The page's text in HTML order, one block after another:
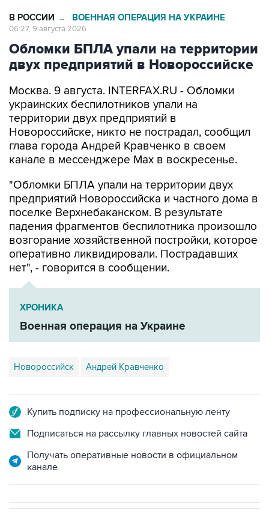
В РОССИИ → ВОЕННАЯ ОПЕРАЦИЯ НА УКРАИНЕ
06:27, 9 августа 2026
Обломки БПЛА упали на территории
двух предприятий в Новороссийске
Москва. 9 августа. INTERFAX.RU - Обломки
украинских беспилотников упали на
территории двух предприятий в
Новороссийске, никто не пострадал, сообщил
глава города Андрей Кравченко в своем
канале в мессенджере Max в воскресенье.
"Обломки БПЛА упали на территории двух
предприятий Новороссийска и частного дома в
поселке Верхнебаканском. В результате
падения фрагментов беспилотника произошло
возгорание хозяйственной постройки, которое
оперативно ликвидировали. Пострадавших
нет", - говорится в сообщении.
ХРОНИКА
Военная операция на Украине
Новороссийск Андрей Кравченко
Купить подписку на профессиональную ленту
Подписаться на рассылку главных новостей сайта
Получать оперативные новости в официальном
канале